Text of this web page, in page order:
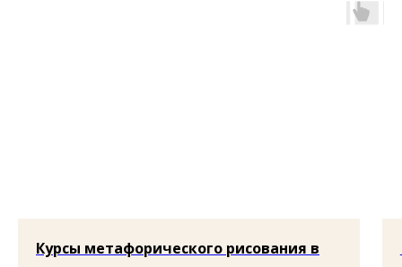
Курсы метафорического рисования в